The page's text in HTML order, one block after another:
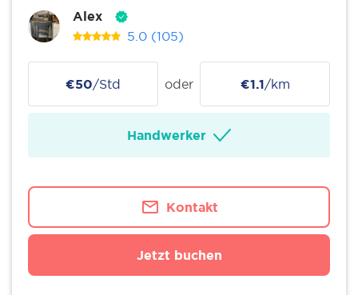
Alex
5.0 (105)
€50/Std oder €1.1/km
Handwerker
Kontakt
Jetzt buchen